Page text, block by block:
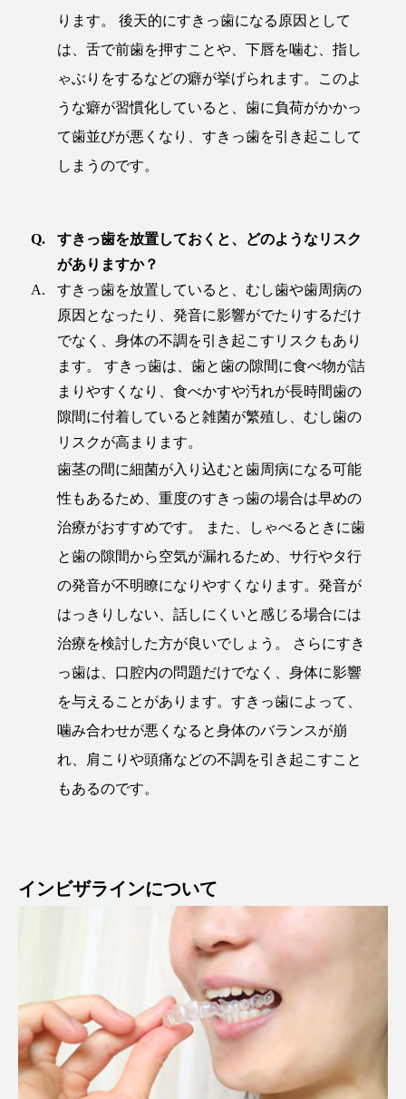
ります。 後天的にすきっ歯になる原因として
は、舌で前歯を押すことや、下唇を噛む、指し
ゃぶりをするなどの癖が挙げられます。このよ
うな癖が習慣化していると、歯に負荷がかかっ
て歯並びが悪くなり、すきっ歯を引き起こして
しまうのです。
すきっ歯を放置しておくと、どのようなリスク
がありますか？
すきっ歯を放置していると、むし歯や歯周病の
原因となったり、発音に影響がでたりするだけ
でなく、身体の不調を引き起こすリスクもあり
ます。 すきっ歯は、歯と歯の隙間に食べ物が詰
まりやすくなり、食べかすや汚れが長時間歯の
隙間に付着していると雑菌が繁殖し、むし歯の
リスクが高まります。
歯茎の間に細菌が入り込むと歯周病になる可能
性もあるため、重度のすきっ歯の場合は早めの
治療がおすすめです。 また、しゃべるときに歯
と歯の隙間から空気が漏れるため、サ行やタ行
の発音が不明瞭になりやすくなります。発音が
はっきりしない、話しにくいと感じる場合には
治療を検討した方が良いでしょう。 さらにすき
っ歯は、口腔内の問題だけでなく、身体に影響
を与えることがあります。すきっ歯によって、
噛み合わせが悪くなると身体のバランスが崩
れ、肩こりや頭痛などの不調を引き起こすこと
もあるのです。
インビザラインについて